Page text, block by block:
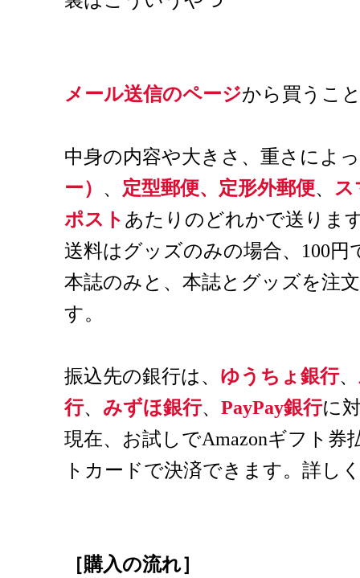
メール送信のページから買うこ
中身の内容や大きさ、重さによ
ー） 、 定型郵便、定形外郵便、 ス
ポスト あたりのどれかで送りま
送料はグッズのみの場合、100円
本誌のみと、本誌とグッズを注
す。
振込先の銀行は、 ゆうちょ銀行、
行、 みずほ銀行、 PayPay銀行に
現在、お試しでAmazonギフト券
トカードで決済できます。詳し
［購入の流れ］